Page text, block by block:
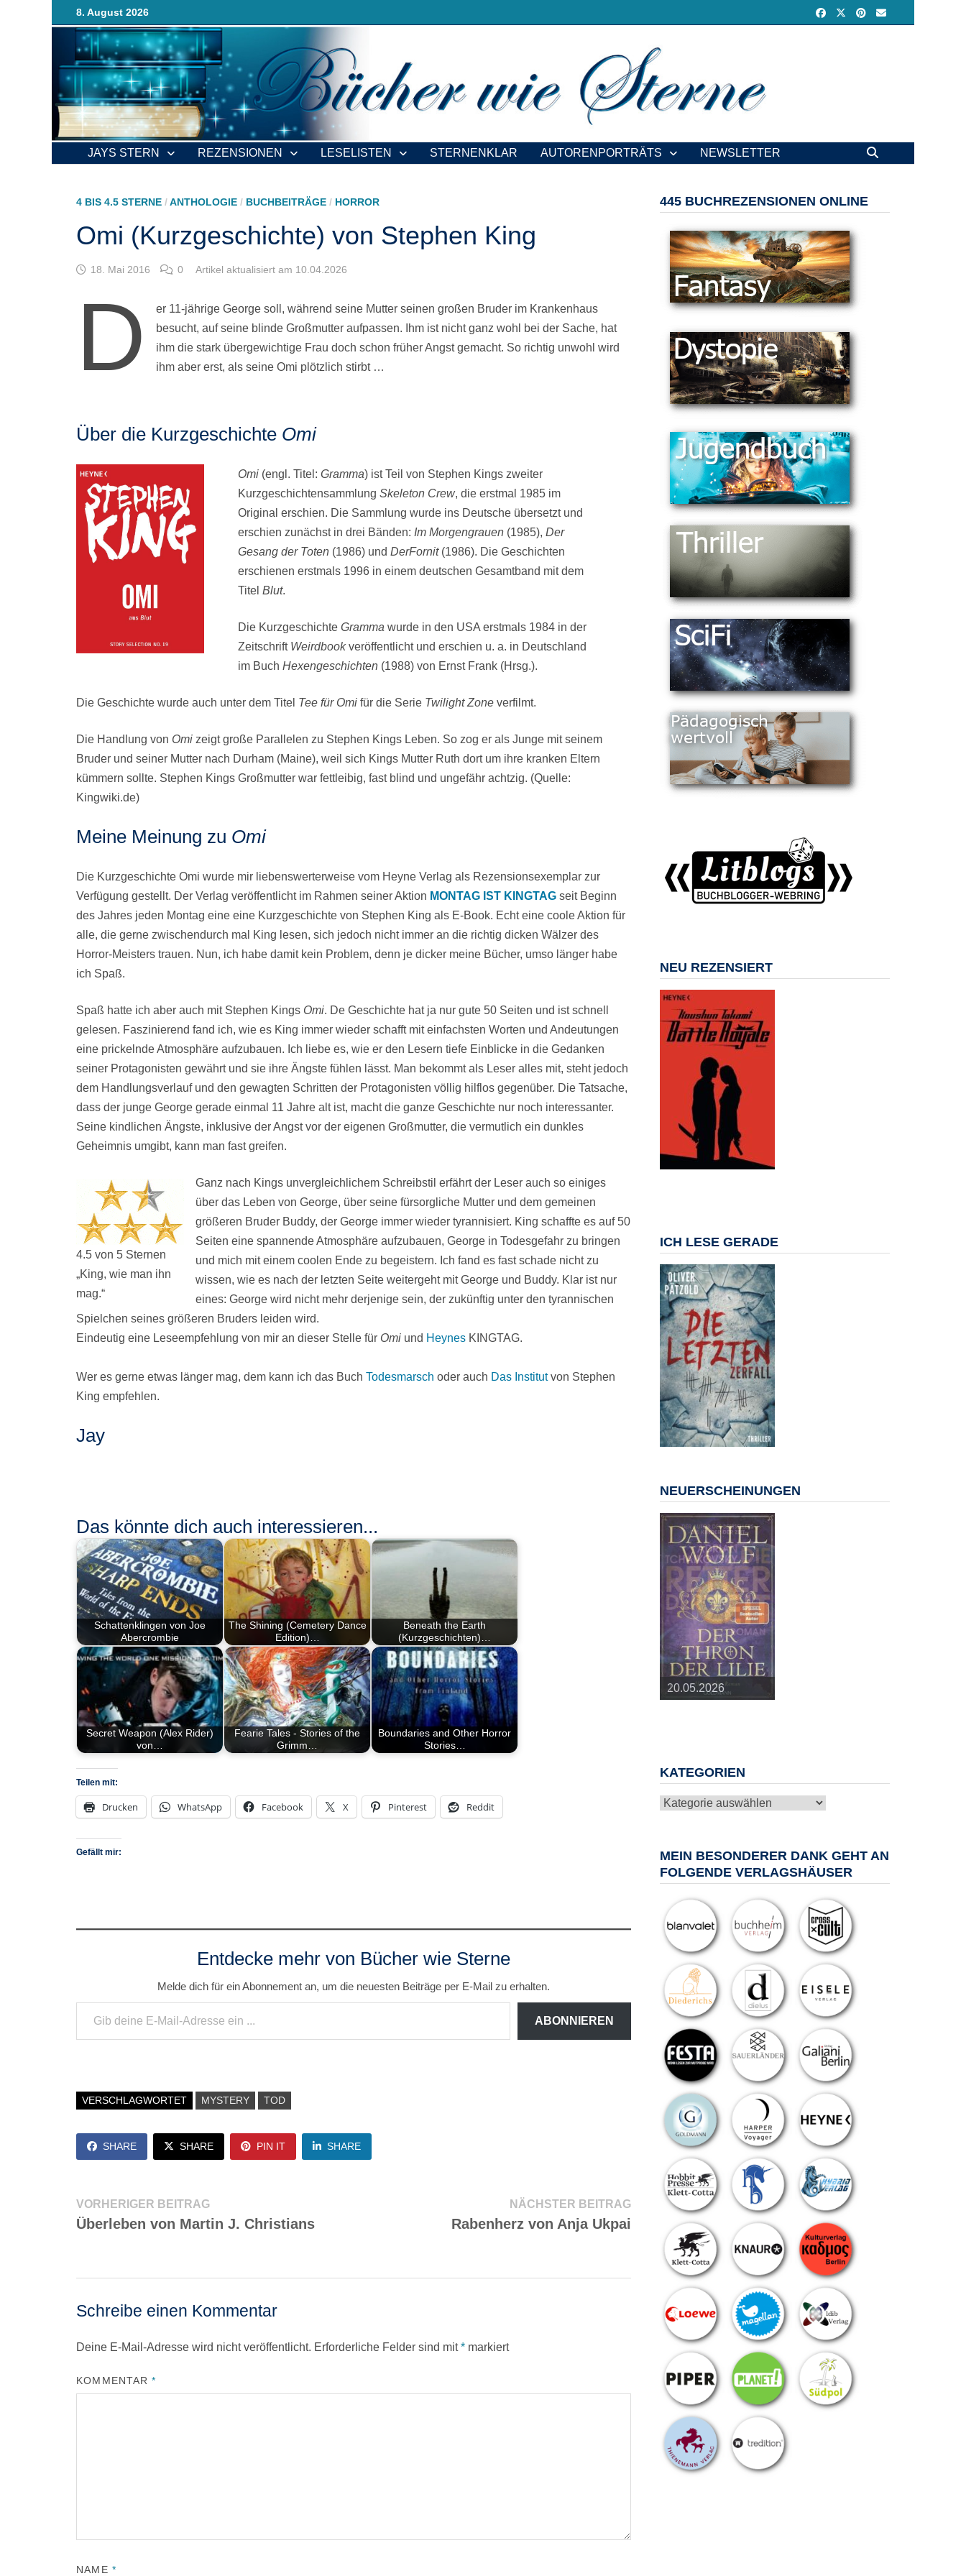
Zurück
zum
8. August 2026
JAYS STERN REZENSIONEN LESELISTEN STERNENKLAR AUTORENPORTRÄTS NEWSLETTER
4 BIS 4.5 STERNE /ANTHOLOGIE / BUCHBEITRÄGE / HORROR
Omi (Kurzgeschichte) von Stephen King
18. Mai 2016 0 Artikel aktualisiert am 10.04.2026
D
er 11-jährige George soll, während seine Mutter seinen großen Bruder im Krankenhaus
besucht, auf seine blinde Großmutter aufpassen. Ihm ist nicht ganz wohl bei der Sache, hat
ihm die stark übergewichtige Frau doch schon früher Angst gemacht. So richtig unwohl wird
ihm aber erst, als seine Omi plötzlich stirbt …
Über die Kurzgeschichte Omi
Omi (engl. Titel:Gramma) ist Teil von Stephen Kings zweiter
KurzgeschichtensammlungSkeleton Crew, die erstmal 1985 im
Original erschien. Die Sammlung wurde ins Deutsche übersetzt und
erschien zunächst in drei Bänden: Im Morgengrauen (1985),Der
Gesang der Toten (1986) undDerFornit(1986). Die Geschichten
erschienen erstmals 1996 in einem deutschen Gesamtband mit dem
TitelBlut.
Die KurzgeschichteGramma wurde in den USA erstmals 1984 in der
Zeitschrift Weirdbookveröffentlicht und erschien u. a. in Deutschland
im BuchHexengeschichten (1988) von Ernst Frank (Hrsg.).
Die Geschichte wurde auch unter dem Titel Tee für Omi für die Serie Twilight Zone verfilmt.
Die Handlung von Omi zeigt große Parallelen zu Stephen Kings Leben. So zog er als Junge mit seinem
Bruder und seiner Mutter nach Durham (Maine), weil sich Kings Mutter Ruth dort um ihre kranken Eltern
kümmern sollte. Stephen Kings Großmutter war fettleibig, fast blind und ungefähr achtzig. (Quelle:
Kingwiki.de)
Meine Meinung zu Omi
Die Kurzgeschichte Omi wurde mir liebenswerterweise vom Heyne Verlag als Rezensionsexemplar zur
Verfügung gestellt. Der Verlag veröffentlicht im Rahmen seiner Aktion MONTAG IST KINGTAG seit Beginn
des Jahres jeden Montag eine eine Kurzgeschichte von Stephen King als E-Book. Echt eine coole Aktion für
alle, die gerne zwischendurch mal King lesen, sich jedoch nicht immer an die richtig dicken Wälzer des
Horror-Meisters trauen. Nun, ich habe damit kein Problem, denn je dicker meine Bücher, umso länger habe
ich Spaß.
Spaß hatte ich aber auch mit Stephen Kings Omi. De Geschichte hat ja nur gute 50 Seiten und ist schnell
gelesen. Faszinierend fand ich, wie es King immer wieder schafft mit einfachsten Worten und Andeutungen
eine prickelnde Atmosphäre aufzubauen. Ich liebe es, wie er den Lesern tiefe Einblicke in die Gedanken
seiner Protagonisten gewährt und sie ihre Ängste fühlen lässt. Man bekommt als Leser alles mit, steht jedoch
dem Handlungsverlauf und den gewagten Schritten der Protagonisten völlig hilflos gegenüber. Die Tatsache,
dass der junge George gerade einmal 11 Jahre alt ist, macht die ganze Geschichte nur noch interessanter.
Seine kindlichen Ängste, inklusive der Angst vor der eigenen Großmutter, die vermutlich ein dunkles
Geheimnis umgibt, kann man fast greifen.
4.5 von 5 Sternen
„King, wie man ihn
mag.“
Ganz nach Kings unvergleichlichem Schreibstil erfährt der Leser auch so einiges
über das Leben von George, über seine fürsorgliche Mutter und dem gemeinen
größeren Bruder Buddy, der George immer wieder tyrannisiert. King schaffte es auf 50
Seiten eine spannende Atmosphäre aufzubauen, George in Todesgefahr zu bringen
und mich mit einem coolen Ende zu begeistern. Ich fand es fast schade nicht zu
wissen, wie es nach der letzten Seite weitergeht mit George und Buddy. Klar ist nur
eines: George wird nicht mehr derjenige sein, der zukünftig unter den tyrannischen
Spielchen seines größeren Bruders leiden wird.
Eindeutig eine Leseempfehlung von mir an dieser Stelle für Omi und Heynes KINGTAG.
Wer es gerne etwas länger mag, dem kann ich das BuchTodesmarschoder auch Das Institutvon Stephen
King empfehlen.
Jay
Das könnte dich auch interessieren...
Schattenklingen von Joe
Abercrombie
The Shining (Cemetery Dance
Edition)…
Beneath the Earth
(Kurzgeschichten)…
Secret Weapon (Alex Rider)
von…
Fearie Tales - Stories of the
Grimm…
Boundaries and Other Horror
Stories…
Teilen mit:
Drucken WhatsApp Facebook X Pinterest Reddit
Gefällt mir:
Entdecke mehr von Bücher wie Sterne
Melde dich für ein Abonnement an, um die neuesten Beiträge per E-Mail zu erhalten.
Gib deine E-Mail-Adresse ein ...
ABONNIEREN
VERSCHLAGWORTET MYSTERY TOD
SHARE SHARE PIN IT SHARE
Beitragsnavigation
VORHERIGER BEITRAGVorheriger
Beitrag:
Überleben von Martin J. Christians
NÄCHSTER BEITRAGNächster
Rabenherz von Anja Ukpai
Schreibe einen Kommentar
Deine E-Mail-Adresse wird nicht veröffentlicht. Erforderliche Felder sind mit* markiert
KOMMENTAR*
NAME *
445 BUCHREZENSIONEN ONLINE
NEU REZENSIERT
ICH LESE GERADE
NEUERSCHEINUNGEN
25.03.2026
09.04.2026
20.05.2026
10.06.2026
13.08.2026
KATEGORIEN
Kategorien
MEIN BESONDERER DANK GEHT AN
FOLGENDE VERLAGSHÄUSER